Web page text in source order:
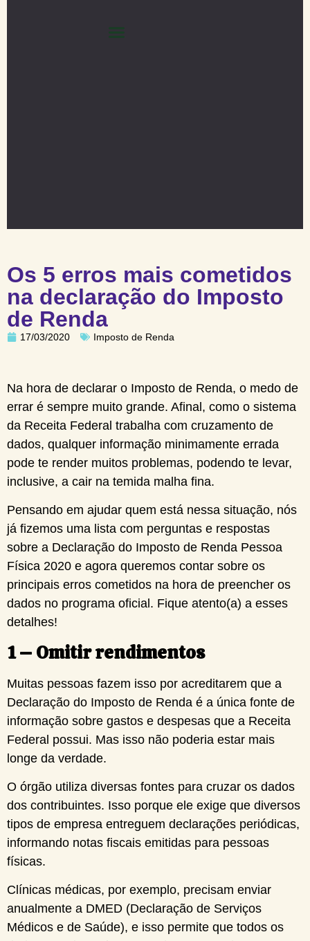
Os 5 erros mais cometidos
na declaração do Imposto
de Renda
17/03/2020 Imposto de Renda
Na hora de declarar o Imposto de Renda, o medo de
errar é sempre muito grande. Afinal, como o sistema
da Receita Federal trabalha com cruzamento de
dados, qualquer informação minimamente errada
pode te render muitos problemas, podendo te levar,
inclusive, a cair na temida malha fina.
Pensando em ajudar quem está nessa situação, nós
já fizemos uma lista com perguntas e respostas
sobre a Declaração do Imposto de Renda Pessoa
Física 2020 e agora queremos contar sobre os
principais erros cometidos na hora de preencher os
dados no programa oficial. Fique atento(a) a esses
detalhes!
1 – Omitir rendimentos
Muitas pessoas fazem isso por acreditarem que a
Declaração do Imposto de Renda é a única fonte de
informação sobre gastos e despesas que a Receita
Federal possui. Mas isso não poderia estar mais
longe da verdade.
O órgão utiliza diversas fontes para cruzar os dados
dos contribuintes. Isso porque ele exige que diversos
tipos de empresa entreguem declarações periódicas,
informando notas fiscais emitidas para pessoas
físicas.
Clínicas médicas, por exemplo, precisam enviar
anualmente a DMED (Declaração de Serviços
Médicos e de Saúde), e isso permite que todos os